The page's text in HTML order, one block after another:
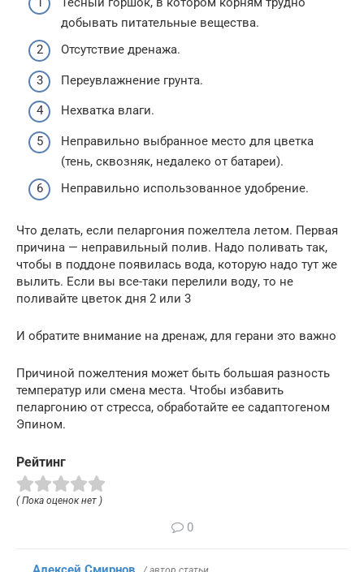
добывать питательные вещества.
Отсутствие дренажа.
Переувлажнение грунта.
Нехватка влаги.
Неправильно выбранное место для цветка
(тень, сквозняк, недалеко от батареи).
Неправильно использованное удобрение.
Что делать, если пеларгония пожелтела летом. Первая
причина — неправильный полив. Надо поливать так,
чтобы в поддоне появилась вода, которую надо тут же
вылить. Если вы все-таки перелили воду, то не
поливайте цветок дня 2 или 3
И обратите внимание на дренаж, для герани это важно
Причиной пожелтения может быть большая разность
температур или смена места. Чтобы избавить
пеларгонию от стресса, обработайте ее садаптогеном
Эпином.
Рейтинг
( Пока оценок нет )
0